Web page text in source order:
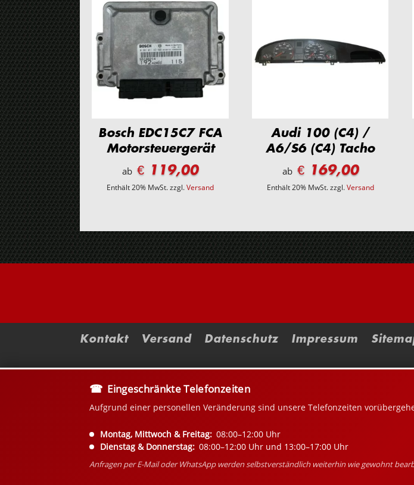
Bosch EDC15C7 FCA
Motorsteuergerät
ab € 119,00
Enthält 20% MwSt.zzgl.Versand
Audi 100 (C4) /
A6/S6 (C4) Tacho
ab€ 169,00
Enthält 20% MwSt.zzgl.Versand
Kontakt Versand Datenschutz Impressum
Eingeschränkte Telefonzeiten
Aufgrund einer personellen Veränderung sind unsere Telefonzeiten
Montag, Mittwoch & Freitag: 08:00–12:00 Uhr
Dienstag & Donnerstag: 08:00–12:00 Uhr und 13:00–17:00 Uhr
Anfragen per E-Mail oder WhatsApp werden selbstverständlich weiterhin wie gewohnt